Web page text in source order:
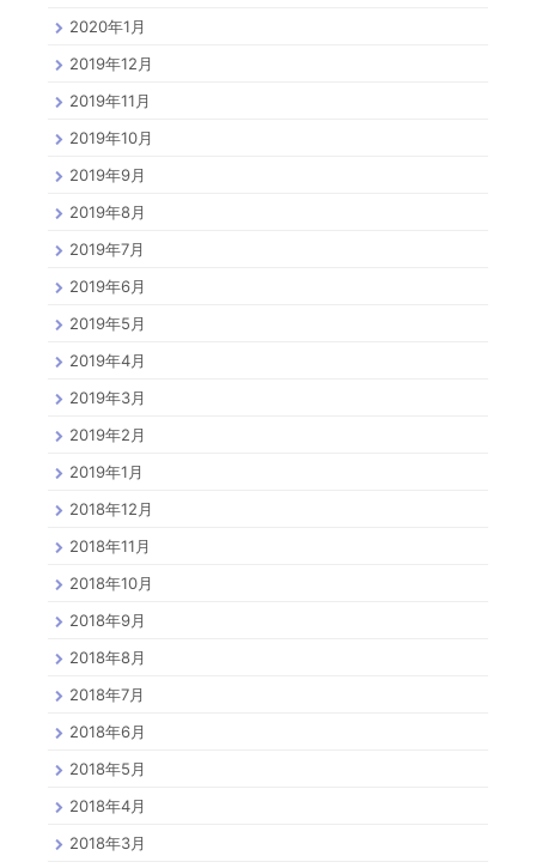
2020年1月
2019年12月
2019年11月
2019年10月
2019年9月
2019年8月
2019年7月
2019年6月
2019年5月
2019年4月
2019年3月
2019年2月
2019年1月
2018年12月
2018年11月
2018年10月
2018年9月
2018年8月
2018年7月
2018年6月
2018年5月
2018年4月
2018年3月